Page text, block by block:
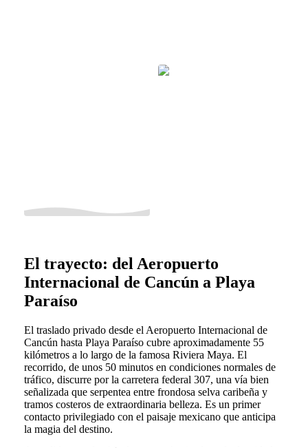
El trayecto: del Aeropuerto
Internacional de Cancún a Playa
Paraíso
El traslado privado desde el Aeropuerto Internacional de
Cancún hasta Playa Paraíso cubre aproximadamente 55
kilómetros a lo largo de la famosa Riviera Maya. El
recorrido, de unos 50 minutos en condiciones normales de
tráfico, discurre por la carretera federal 307, una vía bien
señalizada que serpentea entre frondosa selva caribeña y
tramos costeros de extraordinaria belleza. Es un primer
contacto privilegiado con el paisaje mexicano que anticipa
la magia del destino.